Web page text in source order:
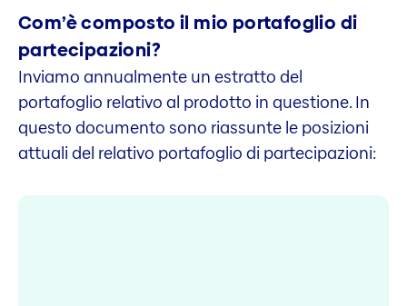
Com’è composto il mio portafoglio di
partecipazioni?
Inviamo annualmente un estratto del
portafoglio relativo al prodotto in questione. In
questo documento sono riassunte le posizioni
attuali del relativo portafoglio di partecipazioni: